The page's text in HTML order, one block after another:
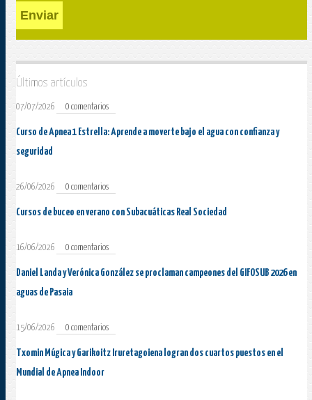
Enviar
Últimos artículos
07/07/2026 0 comentarios
Curso de Apnea 1 Estrella: Aprende a moverte bajo el agua con confianza y
seguridad
26/06/2026 0 comentarios
Cursos de buceo en verano con Subacuáticas Real Sociedad
16/06/2026 0 comentarios
Daniel Landa y Verónica González se proclaman campeones del GIFOSUB 2026 en
aguas de Pasaia
15/06/2026 0 comentarios
Txomin Múgica y Garikoitz Iruretagoiena logran dos cuartos puestos en el
Mundial de Apnea Indoor